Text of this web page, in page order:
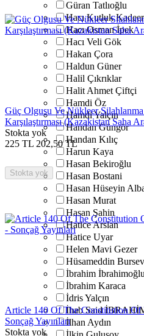
Güran Tatlıoğlu
Hacı Kutluk
Hacı Osman İpek
Hacı Veli Gök
Hakan Çora
Haldun Güner
Halil Çıkrıklar
Halit Ahmet Çiftçi
Hamdi Öz
Hamdi Yalçın
Handan Güngör
Handan Kılıç
Harun Kaya
Hasan Bekiroğlu
Hasan Bostani
Hasan Hüseyin
Hasan Murat
Hasan Şahin
Hatice Arslan
Hatice Uyar
Helen Mavi Gezer
Hüsameddin
İbrahim İbrahimoğlu
İbrahim Karaca
İdris Yalçın
İhab Said
İlhan Aydın
Güç Olgusu Ve Nükleer
Karşılaştırması (Kazakistan Saha
Stokta yok
225 TL 202,50 TL
Stokta yok
Article 140 Of The Constitution Of
Sonçağ Yayınları
Stokta yok